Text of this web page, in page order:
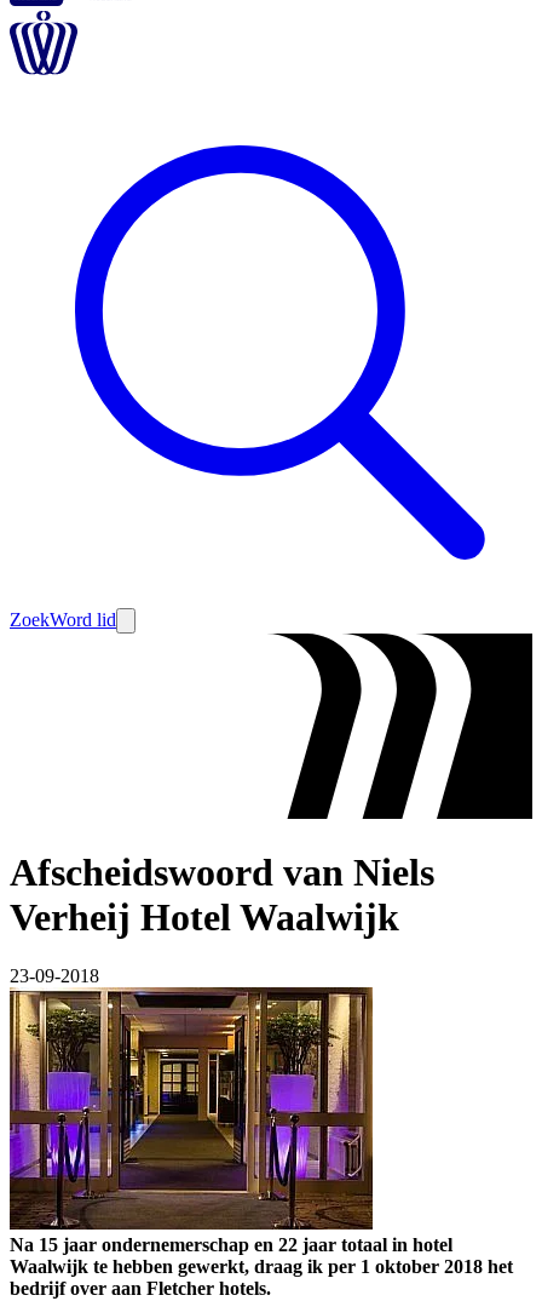
ZoekWord lid
Afscheidswoord van Niels
Verheij Hotel Waalwijk
23-09-2018
Na 15 jaar ondernemerschap en 22 jaar totaal in hotel
Waalwijk te hebben gewerkt, draag ik per 1 oktober 2018 het
bedrijf over aan Fletcher hotels.